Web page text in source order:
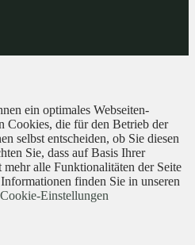
ein optimales Webseiten-
Cookies, die für den Betrieb der
selbst entscheiden, ob Sie diesen
Sie, dass auf Basis Ihrer
alle Funktionalitäten der Seite
finden Sie in unseren
Cookie-Einstellungen